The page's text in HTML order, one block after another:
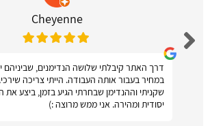
Cheyenne
דרך האתר קיבלתי שלושה הנדימנים, שביניהם
במחיר בעבור אותה העבודה. הייתי צריכה
שקניתי וההנדימן שבחרתי הגיע בזמן, ביצע
יסודית ומהירה. אני ממש מרוצה :)